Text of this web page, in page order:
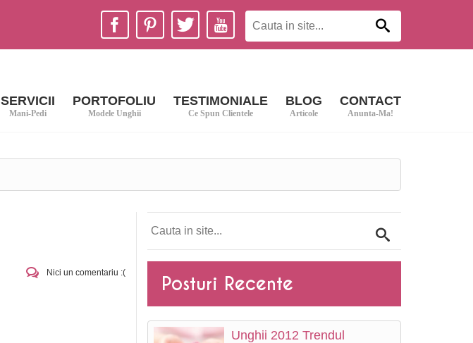
SERVICII
Mani-Pedi
PORTOFOLIU
Modele Unghii
TESTIMONIALE
Ce Spun Clientele
BLOG
Articole
CONTACT
Anunta-Ma!
Nici un comentariu :( Posturi Recente
Unghii 2012 Trendul